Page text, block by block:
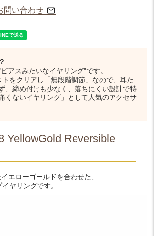
問い合わせ
アスみたいなイヤリング"です。
トをクリアし「無段階調節」なので、耳た
、締め付けも少なく、落ちにくい設計で特
くないイヤリング」として人気のアクセサ
YellowGold Reversible
エローゴールドを合わせた、
ヤリングです。